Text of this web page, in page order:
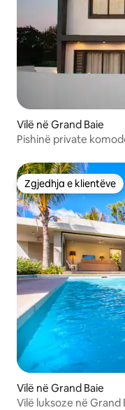
Vilë në Grand Baie
Pishinë private
Zgjedhja e klientëve
Zgjedhja e klientëve
Vilë në Grand Baie
Vilë luksoze në Grand